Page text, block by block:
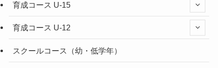
育成コース U-15
育成コース U-12
スクールコース（幼・低学年）